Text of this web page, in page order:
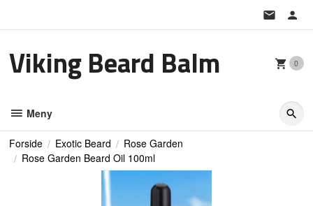
Viking Beard Balm 0
Meny
Forside Exotic Beard
Rose Garden
Rose Garden Beard Oil 100ml